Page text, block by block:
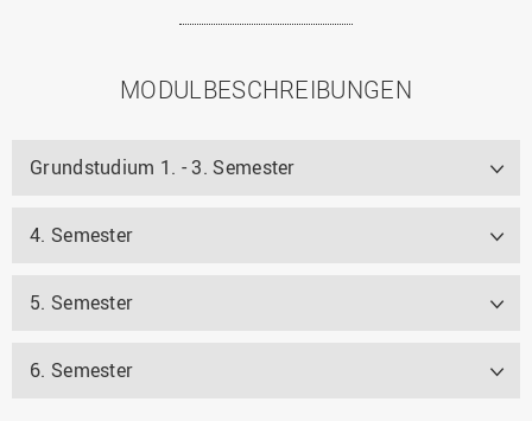
MODULBESCHREIBUNGEN
Grundstudium 1. - 3. Semester
4. Semester
5. Semester
6. Semester